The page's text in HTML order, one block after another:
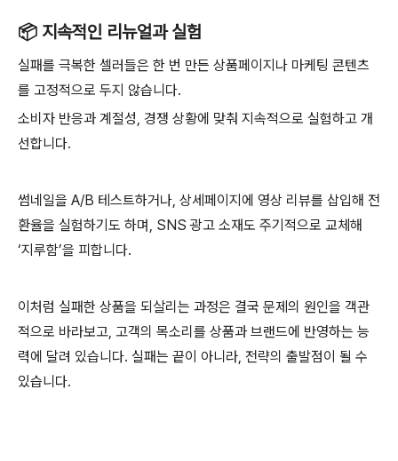
📦 지속적인 리뉴얼과 실험
실패를 극복한 셀러들은 한 번 만든 상품페이지나 마케팅 콘텐츠
를 고정적으로 두지 않습니다.
소비자 반응과 계절성, 경쟁 상황에 맞춰 지속적으로 실험하고 개
선합니다.
썸네일을 A/B 테스트하거나, 상세페이지에 영상 리뷰를 삽입해 전
환율을 실험하기도 하며, SNS 광고 소재도 주기적으로 교체해
‘지루함’을 피합니다.
이처럼 실패한 상품을 되살리는 과정은 결국 문제의 원인을 객관
적으로 바라보고, 고객의 목소리를 상품과 브랜드에 반영하는 능
력에 달려 있습니다. 실패는 끝이 아니라, 전략의 출발점이 될 수
있습니다.